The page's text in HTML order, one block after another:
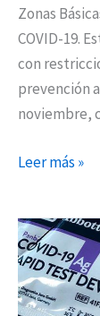
Zonas
COVID-19.
con
prevención
noviembre,
Leer más »
Se
amplía
a
otras